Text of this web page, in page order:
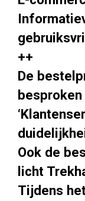
++
De
Ook de
licht
Tijdens